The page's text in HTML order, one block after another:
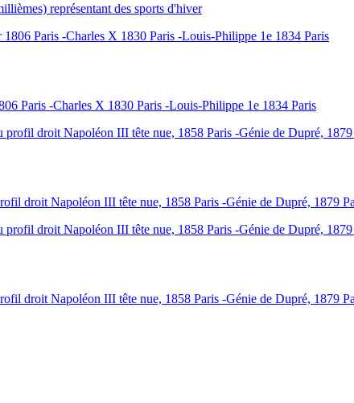
représentant des sports d'hiver
Paris -Charles X 1830 Paris -Louis-Philippe 1e 1834 Paris
droit Napoléon III tête nue, 1858 Paris -Génie de Dupré, 1879
droit Napoléon III tête nue, 1858 Paris -Génie de Dupré, 1879